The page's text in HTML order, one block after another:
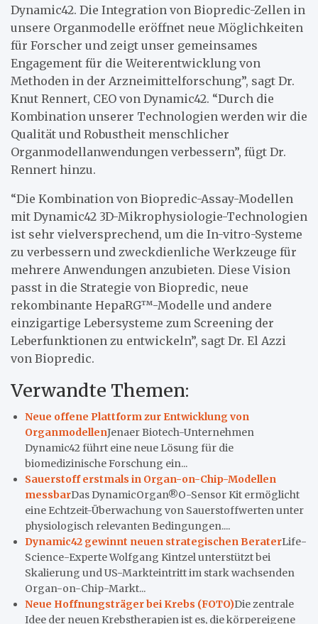
Dynamic42. Die Integration von Biopredic-Zellen in
unsere Organmodelle eröffnet neue Möglichkeiten
für Forscher und zeigt unser gemeinsames
Engagement für die Weiterentwicklung von
Methoden in der Arzneimittelforschung”, sagt Dr.
Knut Rennert, CEO von Dynamic42. “Durch die
Kombination unserer Technologien werden wir die
Qualität und Robustheit menschlicher
Organmodellanwendungen verbessern”, fügt Dr.
Rennert hinzu.
“Die Kombination von Biopredic-Assay-Modellen
mit Dynamic42 3D-Mikrophysiologie-Technologien
ist sehr vielversprechend, um die In-vitro-Systeme
zu verbessern und zweckdienliche Werkzeuge für
mehrere Anwendungen anzubieten. Diese Vision
passt in die Strategie von Biopredic, neue
rekombinante HepaRG™-Modelle und andere
einzigartige Lebersysteme zum Screening der
Leberfunktionen zu entwickeln”, sagt Dr. El Azzi
von Biopredic.
Verwandte Themen:
Neue offene Plattform zur Entwicklung von
OrganmodellenJenaer Biotech-Unternehmen
Dynamic42 führt eine neue Lösung für die
biomedizinische Forschung ein...
Sauerstoff erstmals in Organ-on-Chip-Modellen
messbarDas DynamicOrgan®O-Sensor Kit ermöglicht
eine Echtzeit-Überwachung von Sauerstoffwerten unter
physiologisch relevanten Bedingungen....
Dynamic42 gewinnt neuen strategischen BeraterLife-
Science-Experte Wolfgang Kintzel unterstützt bei
Skalierung und US-Markteintritt im stark wachsenden
Organ-on-Chip-Markt...
Neue Hoffnungsträger bei Krebs (FOTO)Die zentrale
Idee der neuen Krebstherapien ist es, die körpereigene